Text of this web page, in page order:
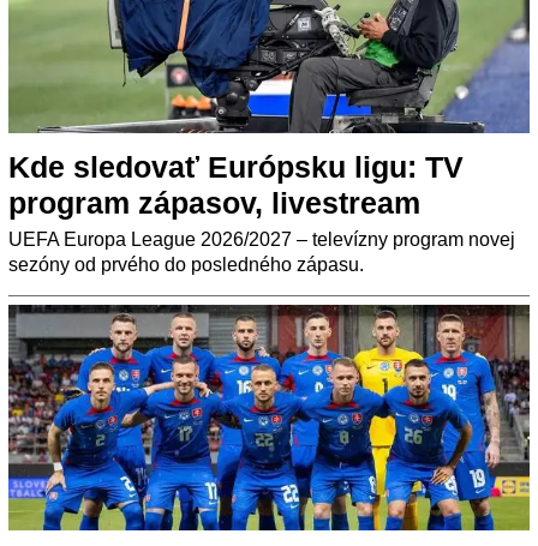
Kde sledovať Európsku ligu: TV
program zápasov, livestream
UEFA Europa League 2026/2027 – televízny program novej
sezóny od prvého do posledného zápasu.